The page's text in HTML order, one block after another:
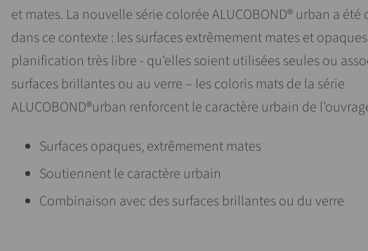
et mates. La nouvelle série colorée ALUCOBOND® urban a
dans ce contexte : les surfaces extrêmement mates et
planification très libre - qu'elles soient utilisées seules ou
surfaces brillantes ou au verre – les coloris mats de la série
ALUCOBOND®urban renforcent le caractère urbain de
Surfaces opaques, extrêmement mates
Soutiennent le caractère urbain
Combinaison avec des surfaces brillantes ou du verre